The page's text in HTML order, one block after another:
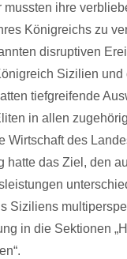
mussten ihre
Königreichs zu
disruptiven
Sizilien
tiefgreifende
in allen
Wirtschaft des
hatte das Ziel, den
Siziliens
in die Sektionen